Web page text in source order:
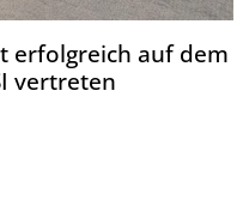
erfolgreich auf dem
vertreten
auf dem A+A